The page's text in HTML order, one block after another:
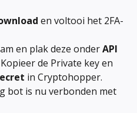
en voltooi het 2FA-
en plak deze onder API
de Private key en
in Cryptohopper.
bot is nu verbonden met